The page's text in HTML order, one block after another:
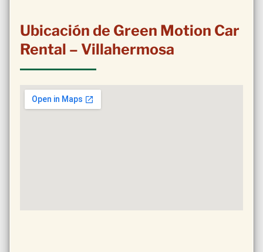
Ubicación de Green Motion Car
Rental – Villahermosa